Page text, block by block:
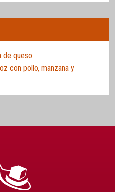
de queso
con pollo, manzana y